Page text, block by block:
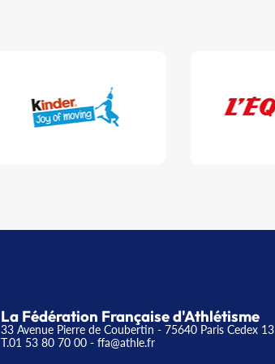
La Fédération Française d'Athlétisme
33 Avenue Pierre de Coubertin - 75640 Paris Cedex 13
T.01 53 80 70 00 - ffa@athle.fr